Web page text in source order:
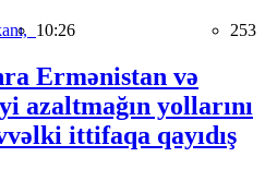
10:26 253
Ermənistan və
azaltmağın yollarını
ittifaqa qayıdış